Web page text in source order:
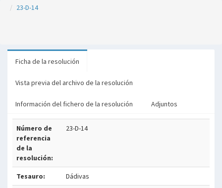
23-D-14
Ficha de la resolución
Vista previa del archivo de la resolución
Información del fichero de la resolución Adjuntos
Número de
referencia
de la
resolución:
23-D-14
Tesauro: Dádivas